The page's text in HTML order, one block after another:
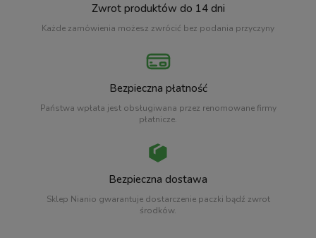
Zwrot produktów do 14 dni
Każde zamówienia możesz zwrócić bez podania przyczyny
Bezpieczna płatność
Państwa wpłata jest obsługiwana przez renomowane firmy
płatnicze.
Bezpieczna dostawa
Sklep Nianio gwarantuje dostarczenie paczki bądź zwrot
środków.